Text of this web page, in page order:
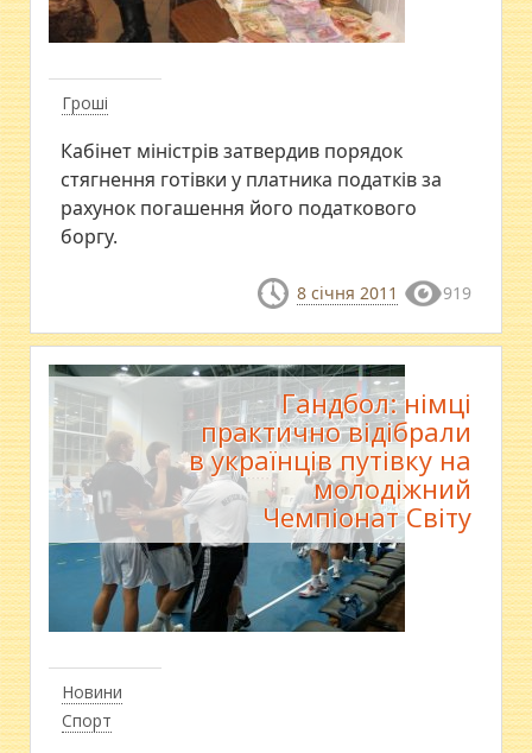
Гроші
Кабінет міністрів затвердив порядок
стягнення готівки у платника податків за
рахунок погашення його податкового
боргу.
8 січня 2011 919
Новини
Спорт
Гандбол: німці
практично відібрали
в українців путівку на
молодіжний
Чемпіонат Світу